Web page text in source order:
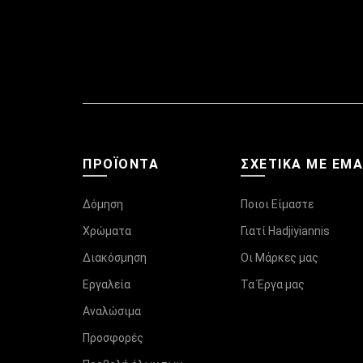
ΠΡΟΪΌΝΤΑ
Δόμηση
Χρώματα
Διακόσμηση
Εργαλεία
Αναλώσιμα
Προσφορές
ΣΧΕΤΙΚΆ ΜΕ
Ποιοι Είμαστε
Γιατί Hadjiyiannis
Οι Μάρκες μας
Τα Έργα μας